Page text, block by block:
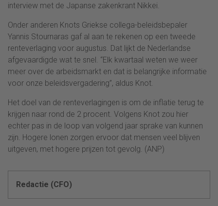
interview met de Japanse zakenkrant Nikkei.
Onder anderen Knots Griekse collega-beleidsbepaler
Yannis Stournaras gaf al aan te rekenen op een tweede
renteverlaging voor augustus. Dat lijkt de Nederlandse
afgevaardigde wat te snel. “Elk kwartaal weten we weer
meer over de arbeidsmarkt en dat is belangrijke informatie
voor onze beleidsvergadering”, aldus Knot.
Het doel van de renteverlagingen is om de inflatie terug te
krijgen naar rond de 2 procent. Volgens Knot zou hier
echter pas in de loop van volgend jaar sprake van kunnen
zijn. Hogere lonen zorgen ervoor dat mensen veel blijven
uitgeven, met hogere prijzen tot gevolg. (ANP)
Redactie (CFO)